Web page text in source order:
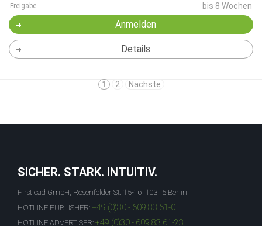
Freigabe bis 8 Wochen
Anmelden
Details
1 2 Nächste
SICHER. STARK. INTUITIV.
Firstlead GmbH, Rosenfelder St. 15-16, 10315 Berlin
HOTLINE PUBLISHER: +49 (0)30 - 609 83 61-0
HOTLINE ADVERTISER: +49 (0)30 - 609 83 61-23